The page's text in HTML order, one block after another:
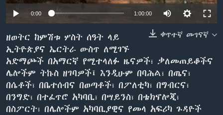
ቋንቋዎች
0:00 1:00:00
ቀጥተኛ መገናኛ
ዘወትር ከምሽቱ ሦስት ሰዓት ላይ
ኢትዮጵያና ኤርትራ ውስጥ ለሚገኙ
አድማጮች በአማርኛ የሚተላለፉ ዜናዎች፣ ቃለመጠይቆችና
ሌሎችም ትኩስ ዘገባዎች፤ እንዲሁም በባሕል፣ በጤና፣
በሴቶች፣ በቤተሰብና በወጣቶች፣ በፖለቲካ፣ በግብርና፣
በንግድ፣ በተፈጥሮ አካባቢ፣ በሣይንስ፣ በቴክኖሎጂ፣
በስፖርት፣ በሌሎችም አካባቢያዊና የመላ አፍሪካ ጉዳዮች